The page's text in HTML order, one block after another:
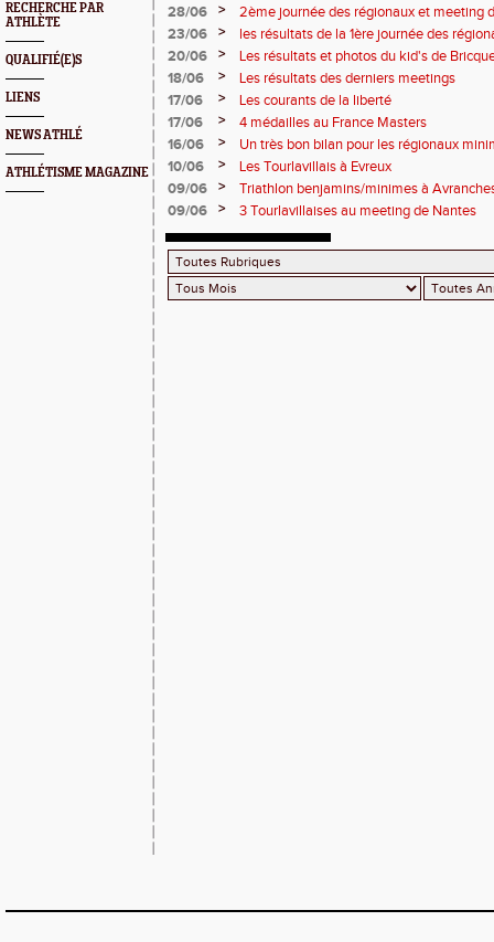
RECHERCHE PAR
ATHLÈTE
QUALIFIÉ(E)S
LIENS
NEWS ATHLÉ
ATHLÉTISME MAGAZINE
28/06
>
2ème journée des régionaux et meeting
23/06
>
les résultats de la 1ère journée des
2 titres
20/06 >
Les résultats et photos du kid's de
18/06
>
Les résultats des derniers meetings
17/06
>
Les courants de la liberté
17/06
>
4 médailles au France Masters
16/06
>
Un très bon bilan pour les régionaux
10/06
>
Les Tourlavillais à Evreux
09/06
>
Triathlon benjamins/minimes à
09/06
> 3 Tourlavillaises au meeting de Nantes